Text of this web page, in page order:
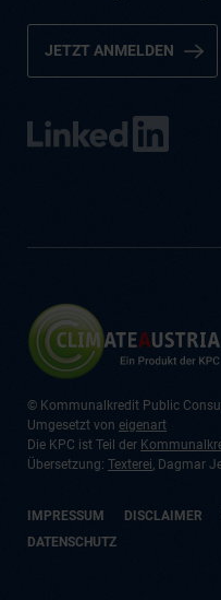
JETZT ANMELDEN
© Kommunalkredit Public
Umgesetzt von eigenart
Die KPC ist Teil der
Übersetzung: Texterei, Dagmar
IMPRESSUM DISCLAIMER
DATENSCHUTZ